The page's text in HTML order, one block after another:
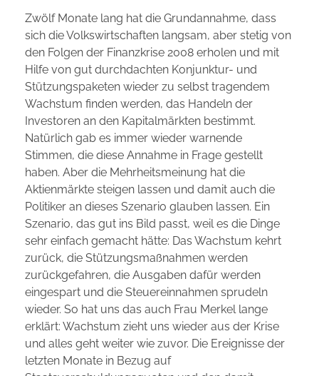
z
e
s
s
i
o
n
s
ä
n
g
s
Zwölf Monate lang hat die Grundannahme, dass
sich die Volkswirtschaften langsam, aber stetig von
den Folgen der Finanzkrise 2008 erholen und mit
Hilfe von gut durchdachten Konjunktur- und
Stützungspaketen wieder zu selbst tragendem
Wachstum finden werden, das Handeln der
Investoren an den Kapitalmärkten bestimmt.
Natürlich gab es immer wieder warnende
Stimmen, die diese Annahme in Frage gestellt
haben. Aber die Mehrheitsmeinung hat die
Aktienmärkte steigen lassen und damit auch die
Politiker an dieses Szenario glauben lassen. Ein
Szenario, das gut ins Bild passt, weil es die Dinge
sehr einfach gemacht hätte: Das Wachstum kehrt
zurück, die Stützungsmaßnahmen werden
zurückgefahren, die Ausgaben dafür werden
eingespart und die Steuereinnahmen sprudeln
wieder. So hat uns das auch Frau Merkel lange
erklärt: Wachstum zieht uns wieder aus der Krise
und alles geht weiter wie zuvor. Die Ereignisse der
letzten Monate in Bezug auf